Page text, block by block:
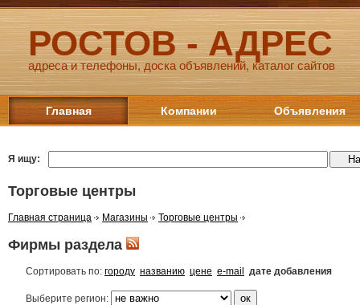
РОСТОВ - АДРЕС
адреса и телефоны, доска объявлений, каталог сайтов
Главная Компании Объявления
Я ищу:
Торговые центры
Главная страница Магазины Торговые центры
Фирмы раздела
Сортировать по: городу названию цене e-mail дате добавления
Выберите регион: